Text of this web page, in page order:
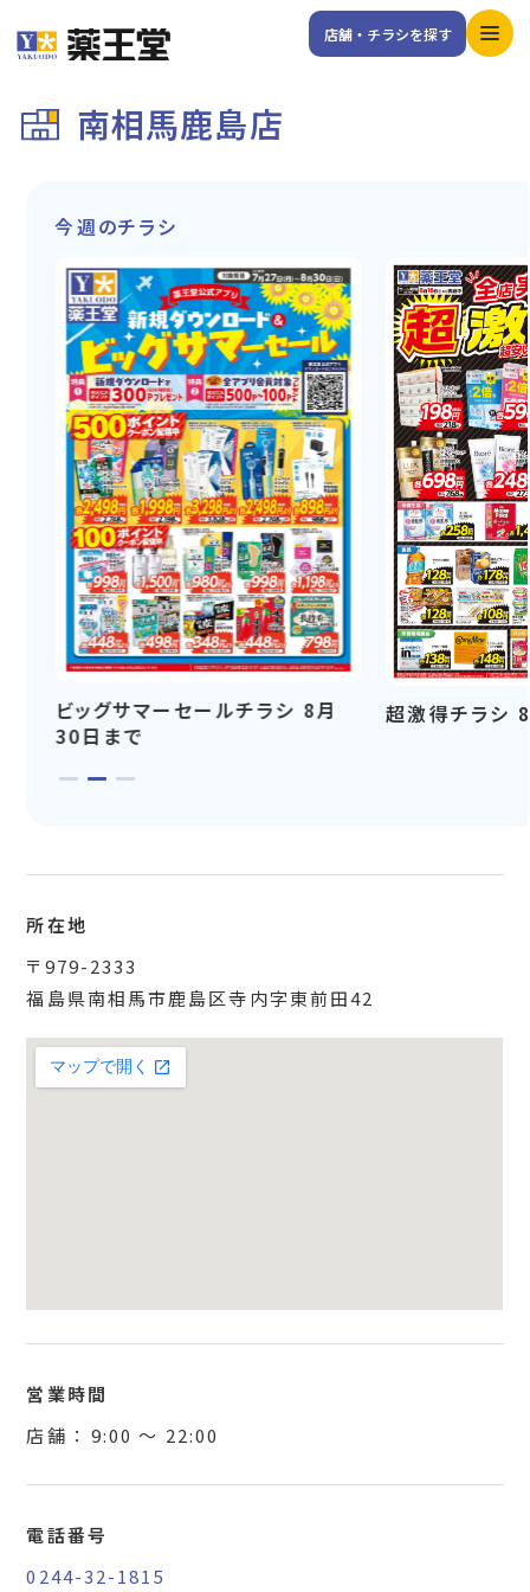
店舗・チラシを探す
南相馬鹿島店
所在地
〒979-2333
福島県南相馬市鹿島区寺内字東前田42
営業時間
店舗 ： 9:00 〜 22:00
電話番号
0244-32-1815
今週のチラシ
ビッグサマーセールチラシ 8月
30日まで
超激得チラシ